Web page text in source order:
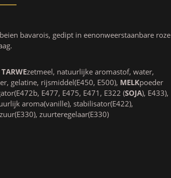
bavarois, gedipt in eenonweerstaanbare roze
TARWEzetmeel, natuurlijke aromastof, water,
gelatine, rijsmiddel(E450, E500), MELKpoeder
E477, E475, E471, E322 (SOJA), E433),
aroma(vanille), stabilisator(E422),
zuurteregelaar(E330)